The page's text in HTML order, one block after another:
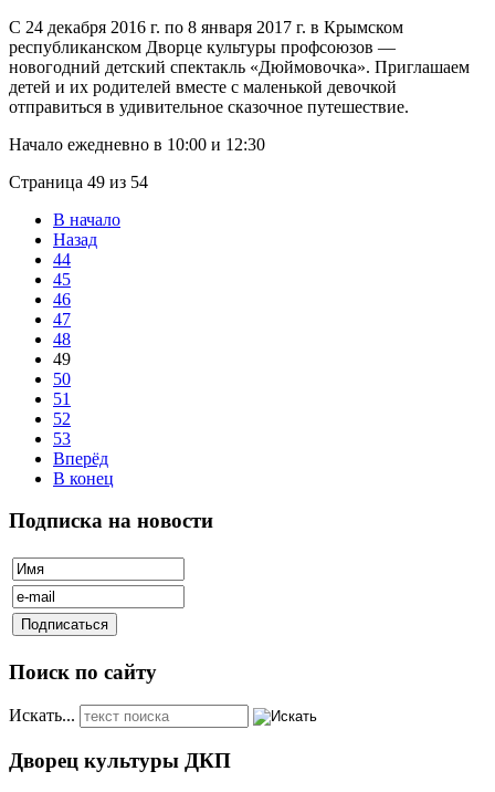
С 24 декабря 2016 г. по 8 января 2017 г. в Крымском
республиканском Дворце культуры профсоюзов —
новогодний детский спектакль «Дюймовочка». Приглашаем
детей и их родителей вместе с маленькой девочкой
отправиться в удивительное сказочное путешествие.
Начало ежедневно в 10:00 и 12:30
Страница 49 из 54
В начало
Назад
44
45
46
47
48
49
50
51
52
53
Вперёд
В конец
Подписка на новости
Поиск по сайту
Искать...
Дворец культуры ДКП